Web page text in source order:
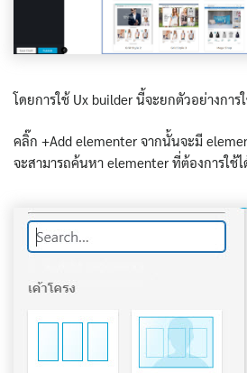
โดยการใช้ Ux builder นี้จะยกตัวอย่างการ
คลิ๊ก +Add elementer จากนั้นจะมี
จะสามารถค้นหา elementer ที่ต้องการใช้ไ